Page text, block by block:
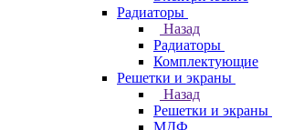
Радиаторы
Назад
Радиаторы
Комплектующие
Решетки и экраны
Назад
Решетки и экраны
МДФ